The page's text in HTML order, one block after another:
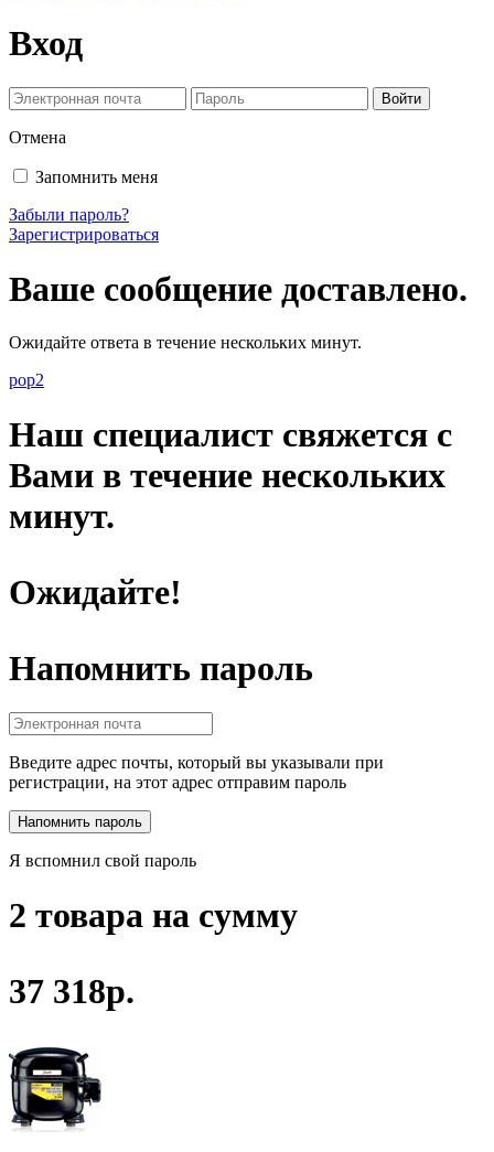
Вход
Отмена
Запомнить меня
Забыли пароль?
Зарегистрироваться
Ваше сообщение доставлено.
Ожидайте ответа в течение нескольких минут.
pop2
Наш специалист свяжется с
Вами в течение нескольких
минут.
Ожидайте!
Напомнить пароль
Введите адрес почты, который вы указывали при
регистрации, на этот адрес отправим пароль
Я вспомнил свой пароль
2 товара на сумму
37 318р.